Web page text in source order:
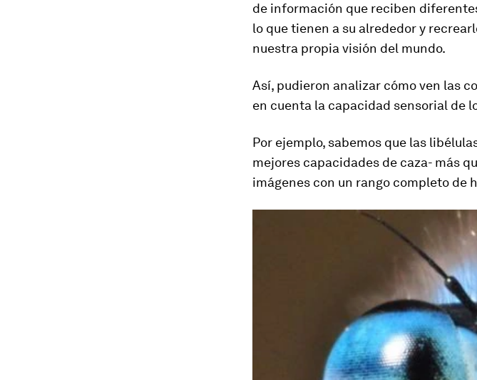
de información que reciben
lo que tienen a su alrededor y
nuestra propia visión del mundo.
Así, pudieron analizar cómo ven las
en cuenta la capacidad sensorial de
Por ejemplo, sabemos que las
mejores capacidades de caza- más
imágenes con un rango completo de